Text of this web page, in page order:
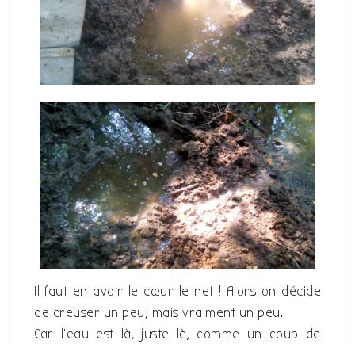
Il faut en avoir le cœur le net ! Alors on décide
de creuser un peu; mais vraiment un peu.
Car l’eau est là, juste là, comme un coup de